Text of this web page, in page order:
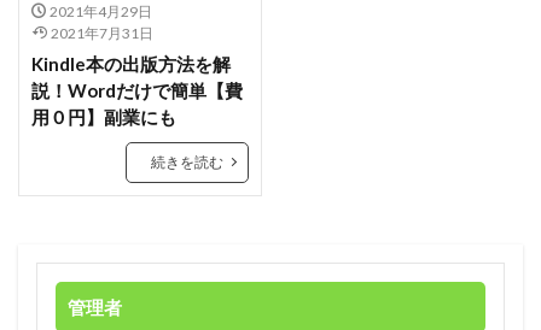
2021年4月29日
2021年7月31日
Kindle本の出版方法を解
説！Wordだけで簡単【費
用０円】副業にも
続きを読む
管理者